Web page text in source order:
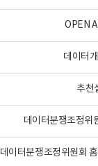
OPEN
데이터
추천
데이터분쟁조정위
데이터분쟁조정위원회